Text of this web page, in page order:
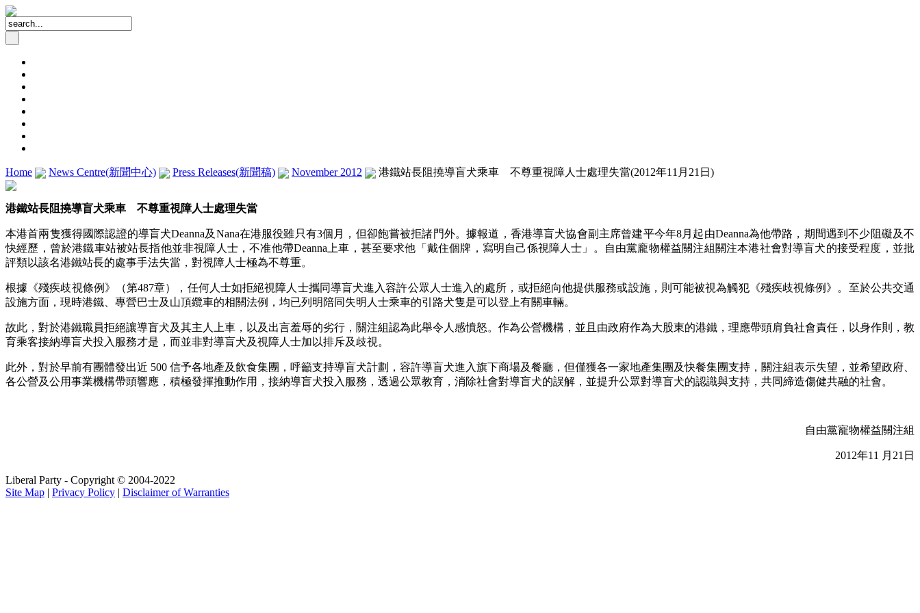
Home News Centre(新聞中心) Press Releases(新聞稿) November 2012 港鐵站長阻撓導盲犬乘車 不尊重視障人士處理失當(2012年11月21日)
港鐵站長阻撓導盲犬乘車 不尊重視障人士處理失當
本港首兩隻獲得國際認證的導盲犬Deanna及Nana在港服役雖只有3個月，但卻飽嘗被拒諸門外。據報道，香港導盲犬協會副主席曾建平今年8月起由Deanna為他帶路，期間遇到不少阻礙及不
快經歷，曾於港鐵車站被站長指他並非視障人士，不准他帶Deanna上車，甚至要求他「戴住個牌，寫明自己係視障人士」。自由黨龐物權益關注組關注本港社會對導盲犬的接受程度，並批
評類以該名港鐵站長的處事手法失當，對視障人士極為不尊重。
根據《殘疾歧視條例》（第487章），任何人士如拒絕視障人士攜同導盲犬進入容許公眾人士進入的處所，或拒絕向他提供服務或設施，則可能被視為觸犯《殘疾歧視條例》。至於公共交通
設施方面，現時港鐵、專營巴士及山頂纜車的相關法例，均已列明陪同失明人士乘車的引路犬隻是可以登上有關車輛。
故此，對於港鐵職員拒絕讓導盲犬及其主人上車，以及出言羞辱的劣行，關注組認為此舉令人感憤怒。作為公營機構，並且由政府作為大股東的港鐵，理應帶頭肩負社會責任，以身作則，教
育乘客接納導盲犬投入服務才是，而並非對導盲犬及視障人士加以排斥及歧視。
此外，對於早前有團體發出近 500 信予各地產及飲食集團，呼籲支持導盲犬計劃，容許導盲犬進入旗下商場及餐廳，但僅獲各一家地產集團及快餐集團支持，關注組表示失望，並希望政府、
各公營及公用事業機構帶頭響應，積極發揮推動作用，接納導盲犬投入服務，透過公眾教育，消除社會對導盲犬的誤解，並提升公眾對導盲犬的認識與支持，共同締造傷健共融的社會。
自由黨寵物權益關注組
2012年11 月21日
Liberal Party - Copyright © 2004-2022
Site Map | Privacy Policy | Disclaimer of Warranties